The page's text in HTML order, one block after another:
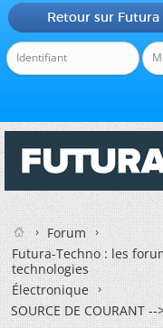
Retour sur Futura
Forum
Futura-Techno : les
technologies
Électronique
SOURCE DE COURANT